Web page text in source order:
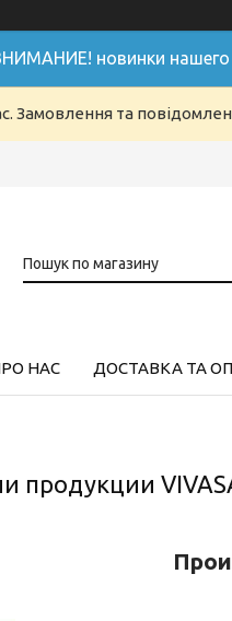
новинки нашего
Замовлення та
НАС ДОСТАВКА ТА
продукции